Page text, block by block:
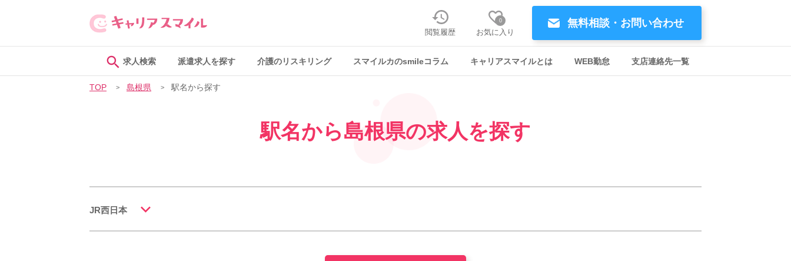
無料相談・お問い合わせ
閲覧履歴
0
お気に入り
求人検索 派遣求人を探す 介護のリスキリング スマイルカのsmileコラム キャリアスマイルとは WEB勤怠 支店連絡先一覧
TOP 島根県 駅名から探す
駅名から島根県の求人を探す
JR西日本